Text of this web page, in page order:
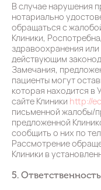
В случае нарушения
нотариально
обращаться с
Клиники,
здравоохранения
действующим
Замечания,
пациенты могут
которая находится в
сайте Клиники http://
письменной жалобы/
предложенной
сообщить о них по
Рассмотрение
Клиники в
5. Ответственность